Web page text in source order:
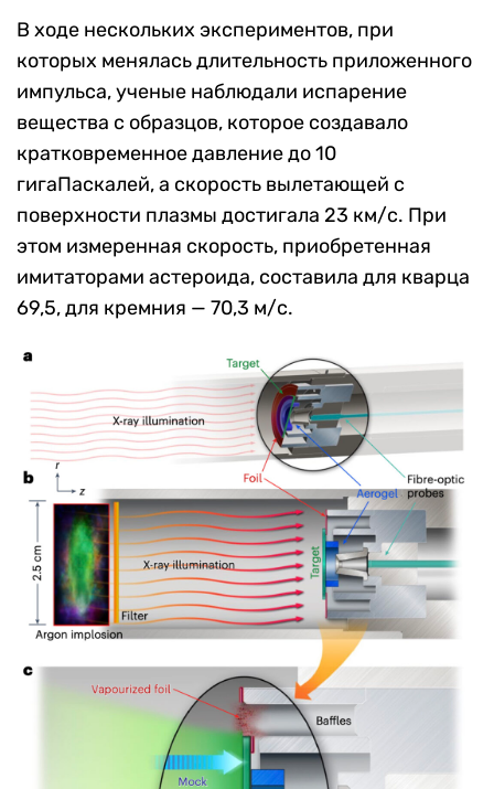
В ходе нескольких экспериментов, при
которых менялась длительность приложенного
импульса, ученые наблюдали испарение
вещества с образцов, которое создавало
кратковременное давление до 10
гигаПаскалей, а скорость вылетающей с
поверхности плазмы достигала 23 км/c. При
этом измеренная скорость, приобретенная
имитаторами астероида, составила для кварца
69,5, для кремния — 70,3 м/с.